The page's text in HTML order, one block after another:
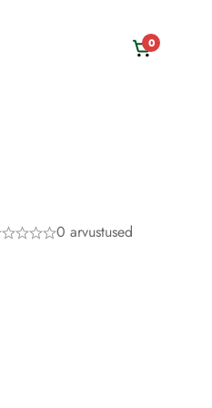
0
0 arvustused